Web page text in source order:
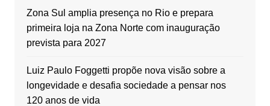
Zona Sul amplia presença no Rio e prepara
primeira loja na Zona Norte com inauguração
prevista para 2027
Luiz Paulo Foggetti propõe nova visão sobre a
longevidade e desafia sociedade a pensar nos
120 anos de vida